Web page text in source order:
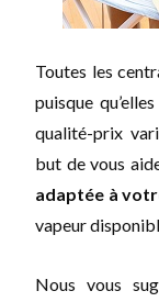
Toutes les
puisque
qualité-prix
but de vous
adaptée à
vapeur
Nous vous